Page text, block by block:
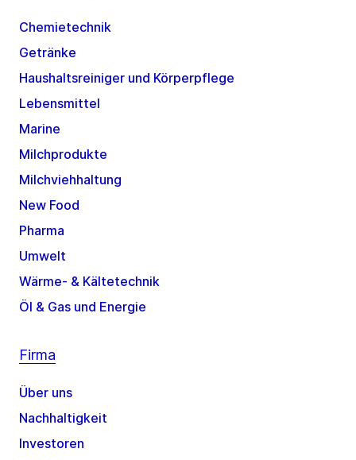
Chemietechnik
Getränke
Haushaltsreiniger und Körperpflege
Lebensmittel
Marine
Milchprodukte
Milchviehhaltung
New Food
Pharma
Umwelt
Wärme- & Kältetechnik
Öl & Gas und Energie
Firma
Über uns
Nachhaltigkeit
Investoren